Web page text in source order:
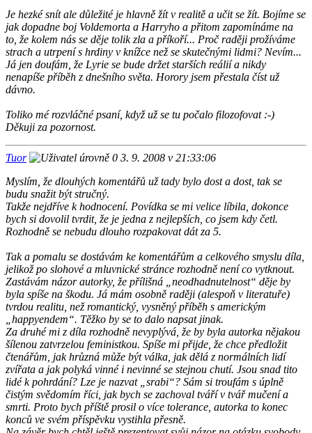
Je hezké snít ale důležité je hlavně žít v realitě a učit se žít. Bojíme se
jak dopadne boj Voldemorta a Harryho a přitom zapomínáme na
to, že kolem nás se děje tolik zla a příkoří... Proč raději prožíváme
strach a utrpení s hrdiny v knížce než se skutečnými lidmi? Nevím...
Já jen doufám, že Lyrie se bude držet starších reálií a nikdy
nenapíše příběh z dnešního světa. Horory jsem přestala číst už
dávno.
Toliko mé rozvláčné psaní, když už se tu počalo filozofovat :-)
Děkuji za pozornost.
Tuor
3. 9. 2008 v 21:33:06
Myslím, že dlouhých komentářů už tady bylo dost a dost, tak se
budu snažit být stručný.
Takže nejdříve k hodnocení. Povídka se mi velice líbila, dokonce
bych si dovolil tvrdit, že je jedna z nejlepších, co jsem kdy četl.
Rozhodně se nebudu dlouho rozpakovat dát za 5.
Tak a pomalu se dostávám ke komentářům a celkového smyslu díla,
jelikož po slohové a mluvnické stránce rozhodně není co vytknout.
Zastávám názor autorky, že přílišná „neodhadnutelnost“ děje by
byla spíše na škodu. Já mám osobně raději (alespoň v literatuře)
tvrdou realitu, než romantický, vysněný příběh s americkým
„happyendem“. Těžko by se to dalo napsat jinak.
Za druhé mi z díla rozhodně nevyplývá, že by byla autorka nějakou
šílenou zatvrzelou feministkou. Spíše mi přijde, že chce předložit
čtenářům, jak hrůzná může být válka, jak dělá z normálních lidí
zvířata a jak polyká vinné i nevinné se stejnou chutí. Jsou snad tito
lidé k pohrdání? Lze je nazvat „srabi“? Sám si troufám s úplně
čistým svědomím říci, jak bych se zachoval tváří v tvář mučení a
smrti. Proto bych příště prosil o více tolerance, autorka to konec
konců ve svém příspěvku vystihla přesně.